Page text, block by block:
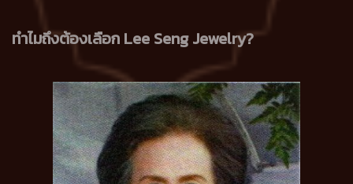
ทำไมถึงต้องเลือก Lee Seng Jewelry?